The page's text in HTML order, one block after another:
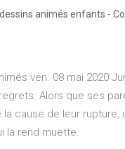
animés enfants -
ven. 08 mai 2020
Alors que ses
cause de leur rupture,
la rend muette.